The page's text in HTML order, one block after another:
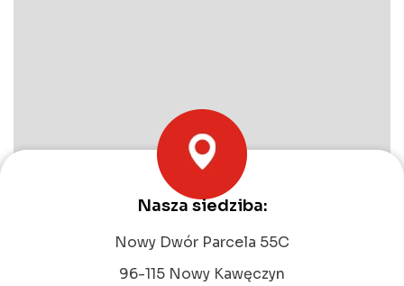
Nasza siedziba:
Nowy Dwór Parcela 55C
96-115 Nowy Kawęczyn